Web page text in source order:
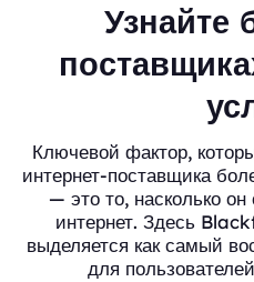
Узнайте
Ключевой фактор,
интернет-поставщика
— это то, насколько он
интернет. Здесь
выделяется как самый
для